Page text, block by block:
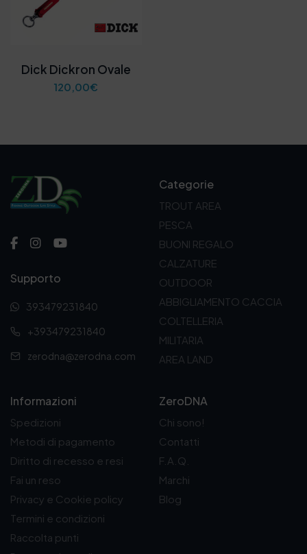
Dick Dickron Ovale
120,00€
Supporto
393479231840
+393479231840
zerodna@zerodna.com
Categorie
TROUT AREA
PESCA
BUONI REGALO
CALZATURE
OUTDOOR
ABBIGLIAMENTO CACCIA
COLTELLERIA
MILITARIA
AREA LAND
Informazioni
Spedizioni
Metodi di pagamento
Diritto di recesso e resi
Fai un reso
Privacy e Cookie policy
Termini e condizioni
Raccolta punti
ZeroDNA
Chi sono!
Contatti
F.A.Q.
Marchi
Blog